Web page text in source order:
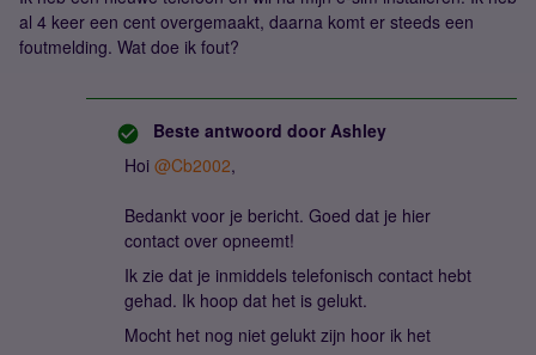
al 4 keer een cent overgemaakt, daarna komt er steeds een
foutmelding. Wat doe ik fout?
Beste antwoord door Ashley
Hoi @Cb2002,
Bedankt voor je bericht. Goed dat je hier
contact over opneemt!
Ik zie dat je inmiddels telefonisch contact hebt
gehad. Ik hoop dat het is gelukt.
Mocht het nog niet gelukt zijn hoor ik het